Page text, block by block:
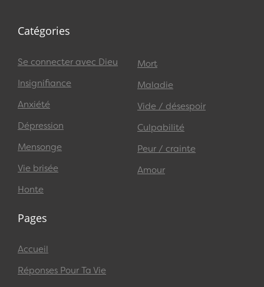
Catégories
Se connecter avec Dieu
Insignifiance
Anxiété
Dépression
Mensonge
Vie brisée
Honte
Mort
Maladie
Vide / désespoir
Culpabilité
Peur / crainte
Amour
Pages
Accueil
Réponses Pour Ta Vie